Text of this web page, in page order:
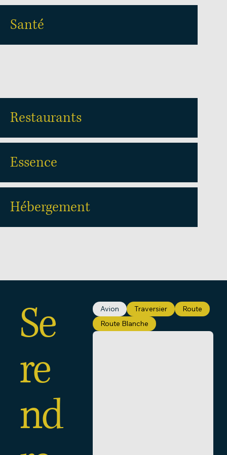
Santé
Restaurants
Essence
Hébergement
Se
re
nd
Avion Traversier
Route
Route Blanche